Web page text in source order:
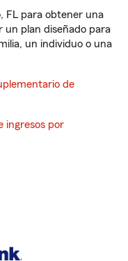
FL para obtener una
un plan diseñado para
un individuo o una
de
ingresos por